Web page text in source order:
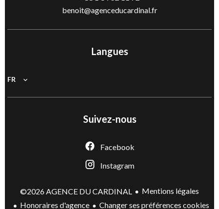
benoit@agenceducardinal.fr
Langues
FR
Suivez-nous
Facebook
Instagram
©2026 AGENCE DU CARDINAL
Mentions légales
Honoraires d'agence
Changer ses préférences cookies